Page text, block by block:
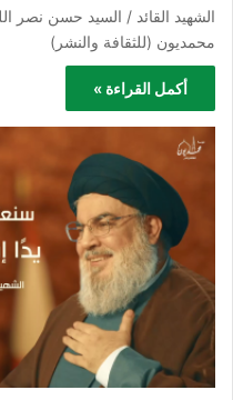
الشهيد القائد / السيد حسن نصر
محمديون (للثقافة والنشر)
أكمل القراءة »